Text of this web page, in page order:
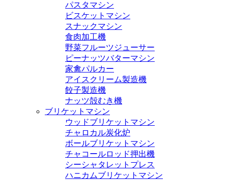
パスタマシン
ビスケットマシン
スナックマシン
食肉加工機
野菜フルーツジューサー
ピーナッツバターマシン
家禽パルカー
アイスクリーム製造機
餃子製造機
ナッツ殻むき機
ブリケットマシン
ウッドブリケットマシン
チャロカル炭化炉
ボールブリケットマシン
チャコールロッド押出機
シーシャタレットプレス
ハニカムブリケットマシン